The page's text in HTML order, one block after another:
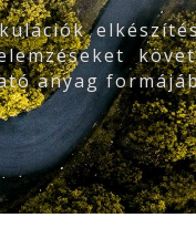
anyag